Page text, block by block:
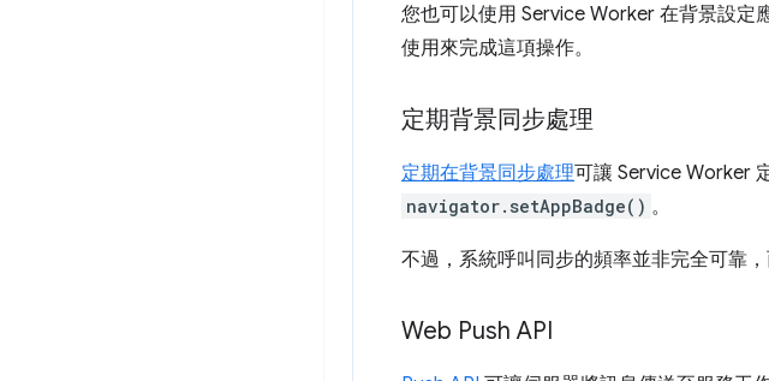
您也可以使用 Service Worker 在背景設定
使用來完成這項操作。
定期背景同步處理
定期在背景同步處理可讓 Service Worker
navigator.setAppBadge() 。
不過，系統呼叫同步的頻率並非完全可靠，
Web Push API